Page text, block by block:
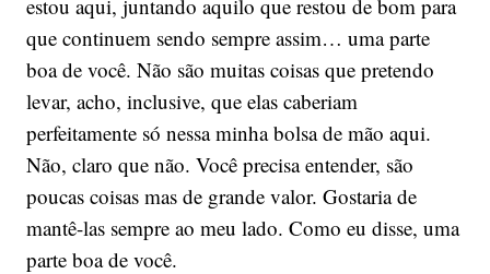
estou aqui, juntando aquilo que restou de bom para
que continuem sendo sempre assim… uma parte
boa de você. Não são muitas coisas que pretendo
levar, acho, inclusive, que elas caberiam
perfeitamente só nessa minha bolsa de mão aqui.
Não, claro que não. Você precisa entender, são
poucas coisas mas de grande valor. Gostaria de
mantê-las sempre ao meu lado. Como eu disse, uma
parte boa de você.